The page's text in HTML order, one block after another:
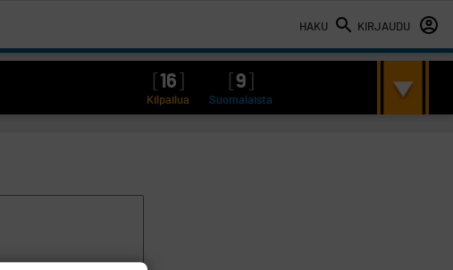
HAKU KIRJAUDU
16 9
Kilpailua Suomalaista